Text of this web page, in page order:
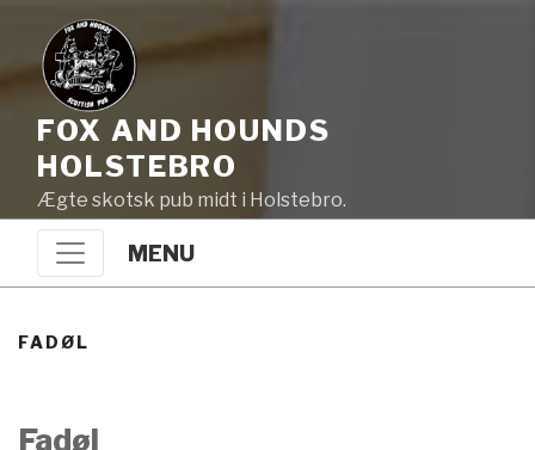
FOX AND HOUNDS
HOLSTEBRO
Ægte skotsk pub midt i Holstebro.
MENU
FADØL
Fadøl